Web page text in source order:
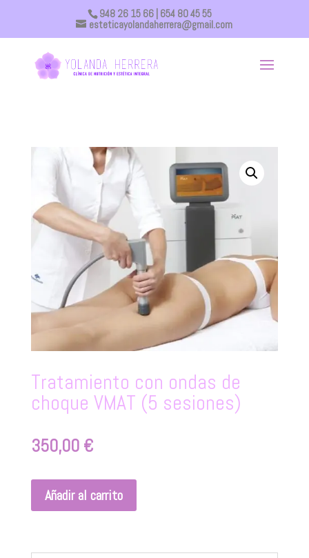
948 26 15 66 | 654 80 45 55
esteticayolandaherrera@gmail.com
Tratamiento con ondas de
choque VMAT (5 sesiones)
350,00 €
Añadir al carrito